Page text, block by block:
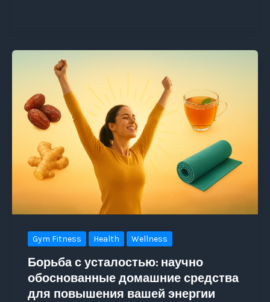
Gym Fitness Health Wellness
Борьба с усталостью: научно
обоснованные домашние средства
для повышения вашей энергии